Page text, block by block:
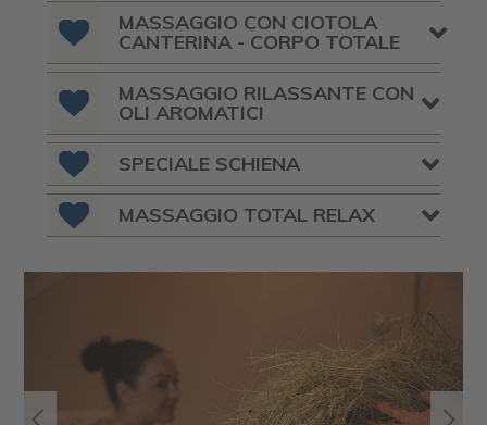
MASSAGGIO CON CIOTOLA
CANTERINA - CORPO TOTALE
MASSAGGIO RILASSANTE CON
OLI AROMATICI
SPECIALE SCHIENA
MASSAGGIO TOTAL RELAX